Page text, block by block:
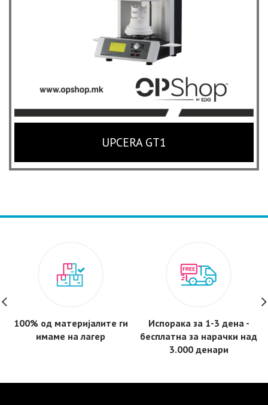
UPCERA GT1
100% од материјалите ги
имаме на лагер
Испорака за 1-3 дена -
бесплатнa за нарачки над
3.000 денари